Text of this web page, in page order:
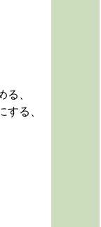
、
る、